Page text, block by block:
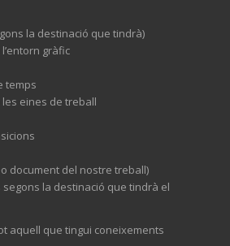
la destinació que tindrà)
gràfic
temps
eines de treball
document del nostre treball)
la destinació que tindrà el
aquell que tingui coneixements